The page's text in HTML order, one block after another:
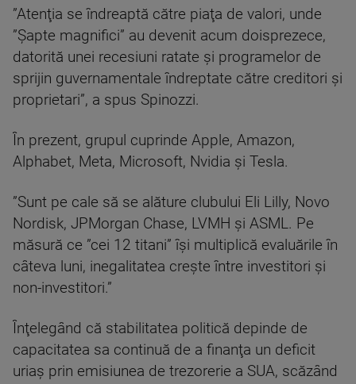
”Atenţia se îndreaptă către piaţa de valori, unde
”Şapte magnifici” au devenit acum doisprezece,
datorită unei recesiuni ratate şi programelor de
sprijin guvernamentale îndreptate către creditori şi
proprietari”, a spus Spinozzi.
În prezent, grupul cuprinde Apple, Amazon,
Alphabet, Meta, Microsoft, Nvidia şi Tesla.
”Sunt pe cale să se alăture clubului Eli Lilly, Novo
Nordisk, JPMorgan Chase, LVMH şi ASML. Pe
măsură ce ”cei 12 titani” îşi multiplică evaluările în
câteva luni, inegalitatea creşte între investitori şi
non-investitori.”
Înţelegând că stabilitatea politică depinde de
capacitatea sa continuă de a finanţa un deficit
uriaş prin emisiunea de trezorerie a SUA, scăzând